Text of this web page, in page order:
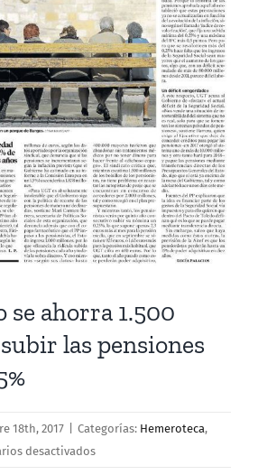
se ahorra 1.500
las pensiones
18th, 2017 Categorías: Hemeroteca,
desactivadosen